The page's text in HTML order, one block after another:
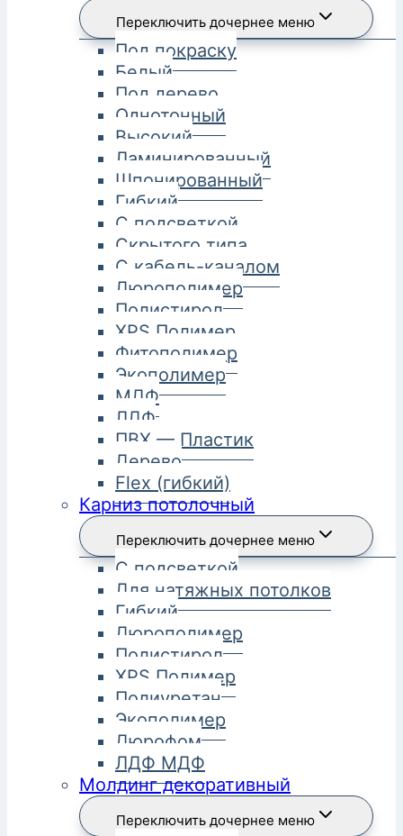
Переключить дочернее меню
Под покраску
Белый
Под дерево
Однотонный
Высокий
Ламинированный
Шпонированный
Гибкий
С подсветкой
Скрытого типа
С кабель-каналом
Дюрополимер
Полистирол
XPS Полимер
Фитополимер
Экополимер
МДФ
ЛДФ
ПВХ — Пластик
Дерево
Flex (гибкий)
Карниз потолочный
Переключить дочернее меню
С подсветкой
Для натяжных потолков
Гибкий
Дюрополимер
Полистирол
XPS Полимер
Полиуретан
Экополимер
Дюрофом
ЛДФ МДФ
Молдинг декоративный
Переключить дочернее меню